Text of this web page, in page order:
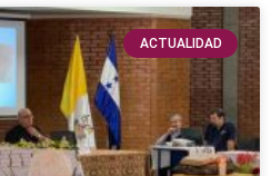
ACTUALIDAD